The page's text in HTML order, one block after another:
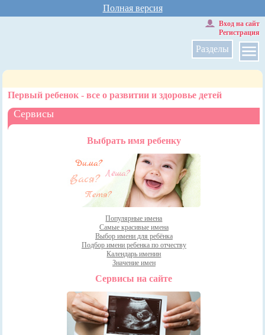
Полная версия
Разделы
Вход на сайт
Регистрация
Первый ребенок - все о развитии и здоровье детей
Сервисы
Выбрать имя ребенку
Популярные имена
Самые красивые имена
Выбор имени для ребёнка
Подбор имени ребенка по отчеству
Календарь именин
Значение имен
Сервисы на сайте